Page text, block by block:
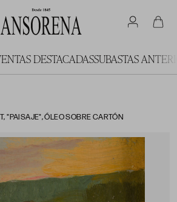
DESTACADASSUBASTAS
"PAISAJE", ÓLEO SOBRE CARTÓN